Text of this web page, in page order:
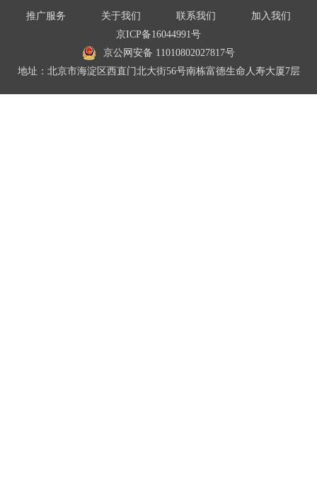
推广服务 关于我们 联系我们
加入我们
京ICP备16044991号
京公网安备 11010802027817号
地址：北京市海淀区西直门北大街56号南栋富德生命人寿大厦7层